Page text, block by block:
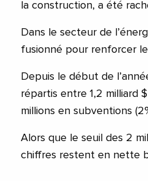
la construction, a été
Dans le secteur de
fusionné pour renforcer
Depuis le début de
répartis entre 1,2 milliard
millions en subventions
Alors que le seuil des 2
chiffres restent en nette